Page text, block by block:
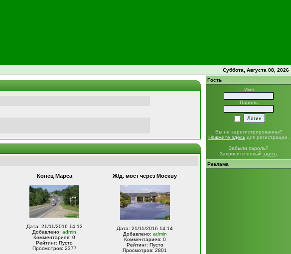
Суббота, Августа 08, 2026
Конец Марса
Дата: 21/11/2016 14:13
Добавлено: admin
Комментариев: 0
Рейтинг: Пусто
Просмотров: 2377
Ж/д. мост через Москву
Дата: 21/11/2016 14:14
Добавлено: admin
Комментариев: 0
Рейтинг: Пусто
Просмотров: 2801
Гость
Имя
Пароль
Вы не зарегистрированны?
Нажмите здесь для регистрации.
Забыли пароль?
Запросите новый здесь.
Реклама